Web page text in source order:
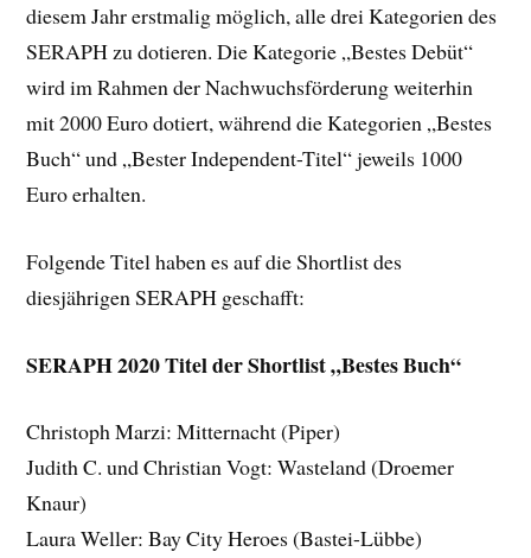
diesem Jahr erstmalig möglich, alle drei Kategorien des
SERAPH zu dotieren. Die Kategorie „Bestes Debüt“
wird im Rahmen der Nachwuchsförderung weiterhin
mit 2000 Euro dotiert, während die Kategorien „Bestes
Buch“ und „Bester Independent-Titel“ jeweils 1000
Euro erhalten.
Folgende Titel haben es auf die Shortlist des
diesjährigen SERAPH geschafft:
SERAPH 2020 Titel der Shortlist „Bestes Buch“
Christoph Marzi: Mitternacht (Piper)
Judith C. und Christian Vogt: Wasteland (Droemer
Knaur)
Laura Weller: Bay City Heroes (Bastei-Lübbe)